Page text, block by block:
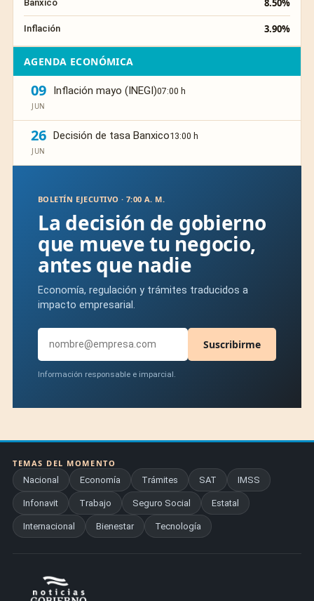
Banxico 8.50%
Inflación 3.90%
AGENDA ECONÓMICA
09
JUN
Inflación mayo (INEGI)07:00 h
26
JUN
Decisión de tasa Banxico13:00 h
BOLETÍN EJECUTIVO · 7:00 A. M.
La decisión de gobierno
que mueve tu negocio,
antes que nadie
Economía, regulación y trámites traducidos a
impacto empresarial.
Suscribirme
Información responsable e imparcial.
TEMAS DEL MOMENTO
Nacional
Economía Trámites SAT IMSS
Infonavit Trabajo Seguro Social Estatal
Internacional Bienestar Tecnología